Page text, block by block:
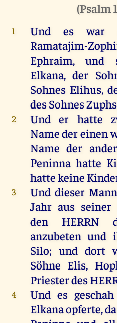
(Psalm
1 Und es war
Ramatajim-
Ephraim,und
Elkana,der
Sohnes Elihus,
desSohnesZuphs
2 Und er hatte
Namedereinen
Name der
Peninna hatte
hattekeine
3 Und dieser Mann
Jahr aus seiner
den
HERRN
anzubeten und
Silo; und dort
Söhne Elis,
Priesterdes
4 Und es geschah
Elkanaopferte,da